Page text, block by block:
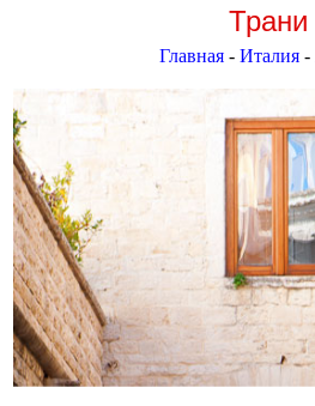
Трани
Главная - Италия -